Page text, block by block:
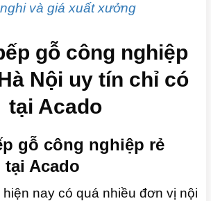
và giá xuất xưởng
gỗ công nghiệp
Nội uy tín chỉ có
tại Acado
gỗ công nghiệp rẻ
Acado
nay có quá nhiều đơn vị nội